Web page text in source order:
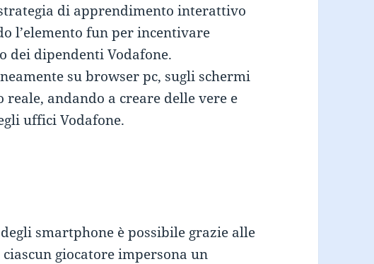
di apprendimento interattivo
l’elemento fun per incentivare
dei dipendenti Vodafone.
su browser pc, sugli schermi
andando a creare delle vere e
uffici Vodafone.
smartphone è possibile grazie alle
giocatore impersona un